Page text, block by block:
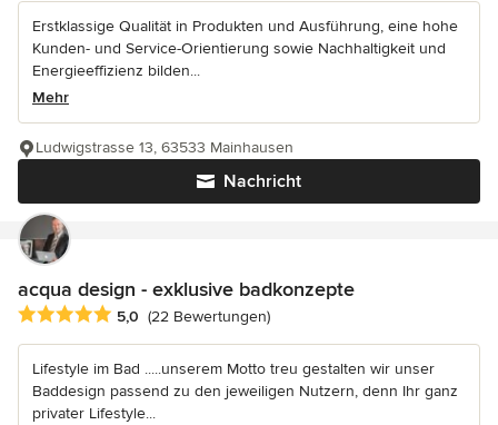
Erstklassige Qualität in Produkten und Ausführung, eine hohe
Kunden- und Service-Orientierung sowie Nachhaltigkeit und
Energieeffizienz bilden...
Mehr
Nachricht
Ludwigstrasse 13, 63533 Mainhausen
acqua design - exklusive badkonzepte
Durchschnittliche Bewertung: 5 von 5 Sternen
5,0 (22 Bewertungen)
Lifestyle im Bad .....unserem Motto treu gestalten wir unser
Baddesign passend zu den jeweiligen Nutzern, denn Ihr ganz
privater Lifestyle...